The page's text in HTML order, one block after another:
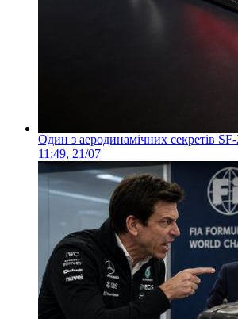
Один з аеродинамічних секретів
11:49, 21/07